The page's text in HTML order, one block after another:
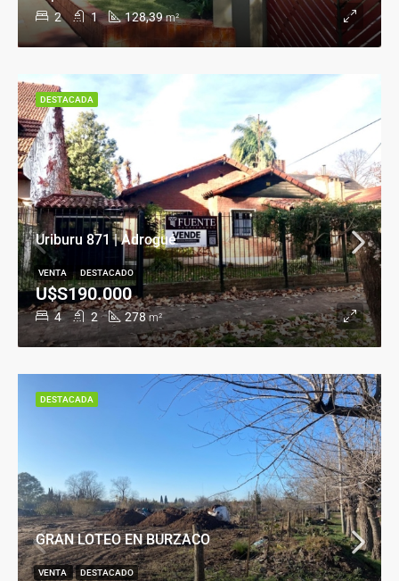
2 1 128,39 m²
Uriburu 871 | Adrogué
4 2 278 m²
U$S190.000
VENTA DESTACADO
DESTACADA
GRAN LOTEO EN BURZACO
VENTA DESTACADO
DESTACADA